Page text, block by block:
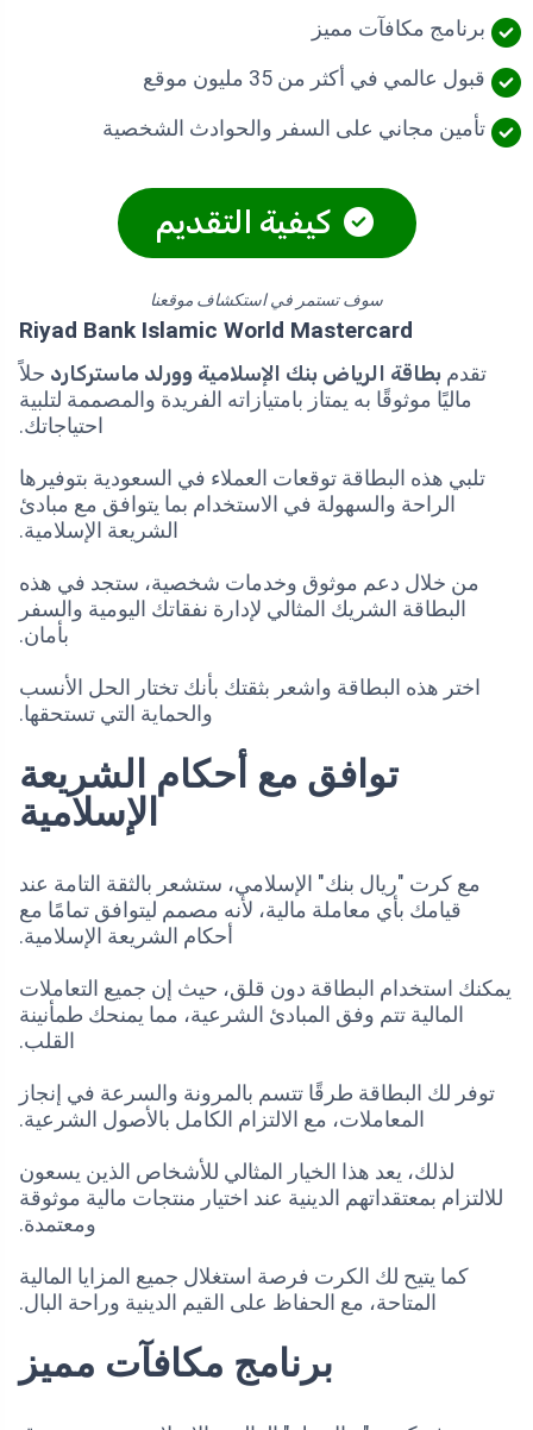
برنامج مكافآت مميز
قبول عالمي في أكثر من 35 مليون موقع
تأمين مجاني على السفر والحوادث الشخصية
كيفية التقديم
سوف تستمر في استكشاف موقعنا
Riyad Bank Islamic World Mastercard
تقدم بطاقة الرياض بنك الإسلامية وورلد ماستركارد حلاً
ماليًا موثوقًا به يمتاز بامتيازاته الفريدة والمصممة لتلبية
احتياجاتك.
تلبي هذه البطاقة توقعات العملاء في السعودية بتوفيرها
الراحة والسهولة في الاستخدام بما يتوافق مع مبادئ
الشريعة الإسلامية.
من خلال دعم موثوق وخدمات شخصية، ستجد في هذه
البطاقة الشريك المثالي لإدارة نفقاتك اليومية والسفر
بأمان.
اختر هذه البطاقة واشعر بثقتك بأنك تختار الحل الأنسب
والحماية التي تستحقها.
توافق مع أحكام الشريعة
الإسلامية
مع كرت "ريال بنك" الإسلامي، ستشعر بالثقة التامة عند
قيامك بأي معاملة مالية، لأنه مصمم ليتوافق تمامًا مع
أحكام الشريعة الإسلامية.
يمكنك استخدام البطاقة دون قلق، حيث إن جميع التعاملات
المالية تتم وفق المبادئ الشرعية، مما يمنحك طمأنينة
القلب.
توفر لك البطاقة طرقًا تتسم بالمرونة والسرعة في إنجاز
المعاملات، مع الالتزام الكامل بالأصول الشرعية.
لذلك، يعد هذا الخيار المثالي للأشخاص الذين يسعون
للالتزام بمعتقداتهم الدينية عند اختيار منتجات مالية موثوقة
ومعتمدة.
كما يتيح لك الكرت فرصة استغلال جميع المزايا المالية
المتاحة، مع الحفاظ على القيم الدينية وراحة البال.
برنامج مكافآت مميز